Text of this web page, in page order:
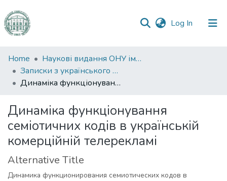
Log In (current)
Communities
&
Collections
Statistics
Home
Наукові видання ОНУ імені І. І. Мечникова
Записки з українського мовознавства
Динаміка функціонування семіотичних кодів в українській комерційній телерекламі
Динаміка функціонування
семіотичних кодів в українській
комерційній телерекламі
Alternative Title
Динамика функционирования семиотических кодов в